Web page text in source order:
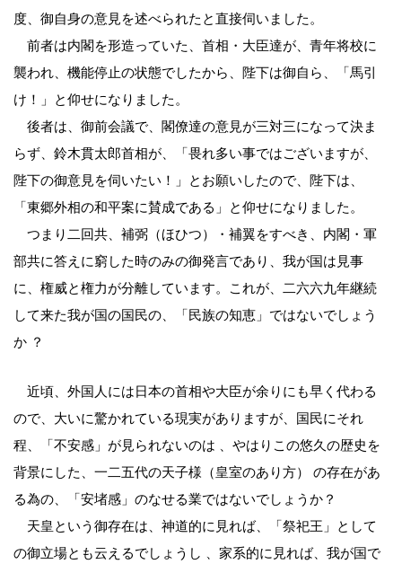
度、御自身の意見を述べられたと直接伺いました。
前者は内閣を形造っていた、首相・大臣達が、青年将校に
襲われ、機能停止の状態でしたから、陛下は御自ら、「馬引
け！」と仰せになりました。
後者は、御前会議で、閣僚達の意見が三対三になって決ま
らず、鈴木貫太郎首相が、「畏れ多い事ではございますが、
陛下の御意見を伺いたい！」とお願いしたので、陛下は、
「東郷外相の和平案に賛成である」と仰せになりました。
つまり二回共、補弼（ほひつ）・補翼をすべき、内閣・軍
部共に答えに窮した時のみの御発言であり、我が国は見事
に、権威と権力が分離しています。これが、二六六九年継続
して来た我が国の国民の、「民族の知恵」ではないでしょう
か ？
近頃、外国人には日本の首相や大臣が余りにも早く代わる
ので、大いに驚かれている現実がありますが、国民にそれ
程、「不安感」が見られないのは 、やはりこの悠久の歴史を
背景にした、一二五代の天子様（皇室のあり方） の存在があ
る為の、「安堵感」のなせる業ではないでしょうか？
天皇という御存在は、神道的に見れば、「祭祀王」として
の御立場とも云えるでしょうし 、家系的に見れば、我が国で